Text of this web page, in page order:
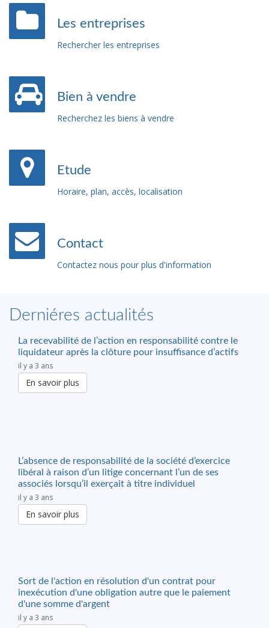
Les entreprises
Rechercher les entreprises
Bien à vendre
Recherchez les biens à vendre
Etude
Horaire, plan, accès, localisation
Contact
Contactez nous pour plus d'information
Derniéres actualités
La recevabilité de l’action en responsabilité contre le
liquidateur après la clôture pour insuffisance d’actifs
il y a 3 ans
En savoir plus
L’absence de responsabilité de la société d’exercice
libéral à raison d’un litige concernant l’un de ses
associés lorsqu’il exerçait à titre individuel
il y a 3 ans
En savoir plus
Sort de l'action en résolution d'un contrat pour
inexécution d'une obligation autre que le paiement
d'une somme d'argent
il y a 3 ans